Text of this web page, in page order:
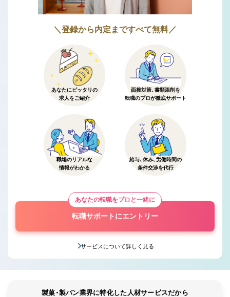
＼登録から内定まですべて無料／
あなたにピッタリの
求人をご紹介
面接対策、書類添削を
転職のプロが徹底サポート
職場のリアルな
情報がわかる
給与、休み、労働時間の
条件交渉を代行
あなたの転職をプロと一緒に
転職サポートにエントリー
サービスについて詳しく見る
製菓・製パン業界に特化した人材サービスだから